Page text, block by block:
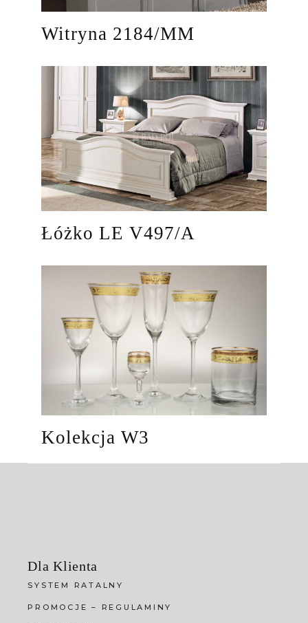
Witryna 2184/MM
Łóżko LE V497/A
Kolekcja W3
Dla Klienta
SYSTEM RATALNY
PROMOCJE – REGULAMINY